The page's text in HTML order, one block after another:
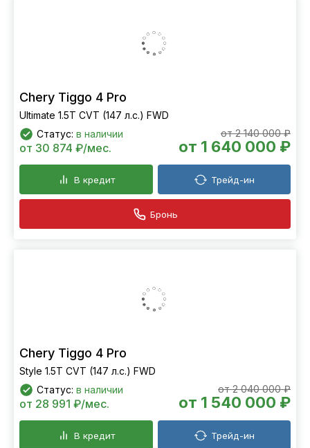
Chery Tiggo 4 Pro
Ultimate 1.5T CVT (147 л.с.) FWD
Статус: в наличии от 2 140 000 ₽
от 1 640 000 ₽
от 30 874 ₽/мес.
В кредит Трейд-ин
Бронь
Chery Tiggo 4 Pro
Style 1.5T CVT (147 л.с.) FWD
Статус: в наличии от 2 040 000 ₽
от 1 540 000 ₽
от 28 991 ₽/мес.
В кредит Трейд-ин